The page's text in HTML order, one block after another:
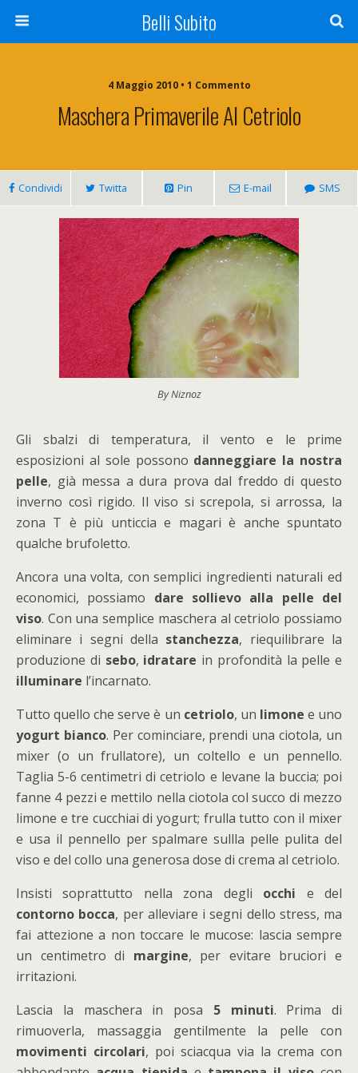
Belli Subito
4 Maggio 2010 • 1 Commento
Maschera Primaverile Al Cetriolo
Condividi Twitta Pin E-mail SMS
By Niznoz
Gli sbalzi di temperatura, il vento e le prime
esposizioni al sole possono danneggiare la nostra
pelle, già messa a dura prova dal freddo di questo
inverno così rigido. Il viso si screpola, si arrossa, la
zona T è più unticcia e magari è anche spuntato
qualche brufoletto.
Ancora una volta, con semplici ingredienti naturali ed
economici, possiamo dare sollievo alla pelle del
viso. Con una semplice maschera al cetriolo possiamo
eliminare i segni della stanchezza, riequilibrare la
produzione di sebo, idratare in profondità la pelle e
illuminare l’incarnato.
Tutto quello che serve è un cetriolo, un limone e uno
yogurt bianco. Per cominciare, prendi una ciotola, un
mixer (o un frullatore), un coltello e un pennello.
Taglia 5-6 centimetri di cetriolo e levane la buccia; poi
fanne 4 pezzi e mettilo nella ciotola col succo di mezzo
limone e tre cucchiai di yogurt; frulla tutto con il mixer
e usa il pennello per spalmare sullla pelle pulita del
viso e del collo una generosa dose di crema al cetriolo.
Insisti soprattutto nella zona degli occhi e del
contorno bocca, per alleviare i segni dello stress, ma
fai attezione a non toccare le mucose: lascia sempre
un centimetro di margine, per evitare bruciori e
irritazioni.
Lascia la maschera in posa 5 minuti. Prima di
rimuoverla, massaggia gentilmente la pelle con
movimenti circolari, poi sciacqua via la crema con